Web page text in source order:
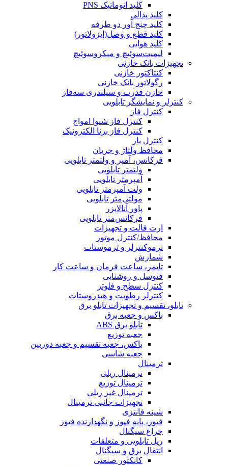
کلید اتوماتیک PNS
کلید پدالی
کلید چنج آور دو طرفه
کلید قطع و وصل(ایزولاتور)
کلید هوایی
لیمیت‌سوئیچ و میکروسوئیچ
تجهیزات بانک خازنی
کنتاکتور خازنی
رگولاتور بانک خازنی
خازن قدرت و سیلندری سه‌فاز
کنترلر و نمایشگر تابلویی
کنترل فاز
کنترل فاز شیوا امواج
کنترل فاز برنا الکترونیک
کنترل بار
محافظ ولتاژ و جریان
فرکانس، آمپر و ولتمتر تابلویی
ولتمتر تابلویی
آمپرمتر تابلویی
ولت آمپرمتر تابلویی
مولتی‌متر تابلویی
پاور آنالایزر
فرکانس‌متر تابلویی
ارت فالت و تجهیزات
محافظ/کنترل موتور
ترموکنترلر و ترموستات
شمارش
تایمر، ساعت فرمان و ساعت کار
فتوسل و روشنایی
کنترل سطح و فلوتر
کنترلر رطوبت و هیدروستات
تابلو، تقسیم و تجهیزات تابلو برق
باکس و جعبه برق
تابلو برق ABS
جعبه توزیع
باکس، جعبه تقسیم و جعبه دوربین
جعبه شاسی
ترمینال
ترمینال ریلی
ترمینال توزیع
ترمینال غیر ریلی
تجهیزات جانبی ترمینال
شینه فانتزی
فیوز، پایه فیوز و نگهدارنده فیوز
چراغ سیگنال
ریل تابلویی و متعلقات
انتقال برق و سیگنال
کانکتور صنعتی